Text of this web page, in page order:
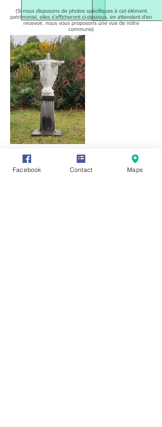
(Si nous disposons de photos spécifiques à cet élément
patrimonial, elles s'afficheront ci-dessous, en attendant d'en
recevoir, nous vous proposons une vue de notre
commune)
Facebook Contact Maps